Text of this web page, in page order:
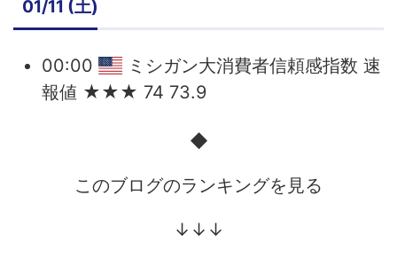
01/11 (土)
00:00
ミシガン大消費者信頼感指数 速
報値 ★★★ 74 73.9
◆
このブログのランキングを見る
↓↓↓